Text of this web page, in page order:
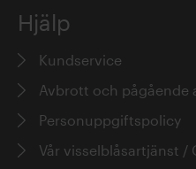
Hjälp
Kundservice
Avbrott och pågående
Personuppgiftspolicy
Vår visselblåsartjänst /